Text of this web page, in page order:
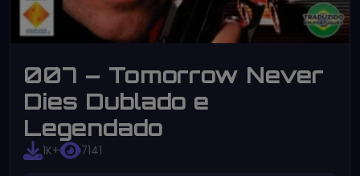
007 – Tomorrow Never
Dies Dublado e
Legendado
1K+ 7141